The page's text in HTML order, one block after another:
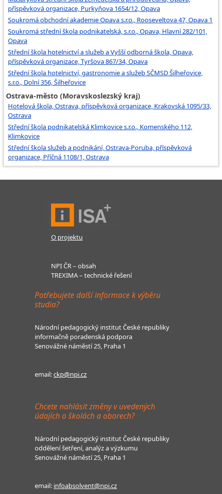
příspěvková organizace, Purkyňova 1654/12, Opava
Soukromá obchodní akademie Opava s.r.o., Rooseveltova 47, Opava 1
Soukromá střední škola podnikatelská, s.r.o., Opava, Hlavní 282/101,
Opava
Střední škola hotelnictví a služeb a Vyšší odborná škola, Opava,
příspěvková organizace, Tyršova 867/34, Opava
Střední škola hotelnictví, gastronomie a služeb SČMSD Šilheřovice,
s.r.o., Dolní 356, Šilheřovice
Ostrava-město (Moravskoslezský kraj)
Hotelová škola, Ostrava, příspěvková organizace, Krakovská 1095/33,
Ostrava
Střední škola podnikatelská Klimkovice s.r.o., Komenského 112,
Klimkovice
Střední škola služeb a podnikání, Ostrava-Poruba, příspěvková
organizace, Příčná 1108/1, Ostrava
O projektu
NPI ČR – obsah
TREXIMA – technické řešení
Potřebujete další informace k výběru
studia?
Národní pedagogický institut České republiky
informačně poradenská podpora
Senovážné náměstí 25, Praha 1
email:ckp@npi.cz
Chcete nahlásit změny v uvedených
údajích o školách a oborech?
Národní pedagogický institut České republiky
oddělení šetření, analýz a výzkumu
Senovážné náměstí 25, Praha 1
email: infoabsolvent@npi.cz